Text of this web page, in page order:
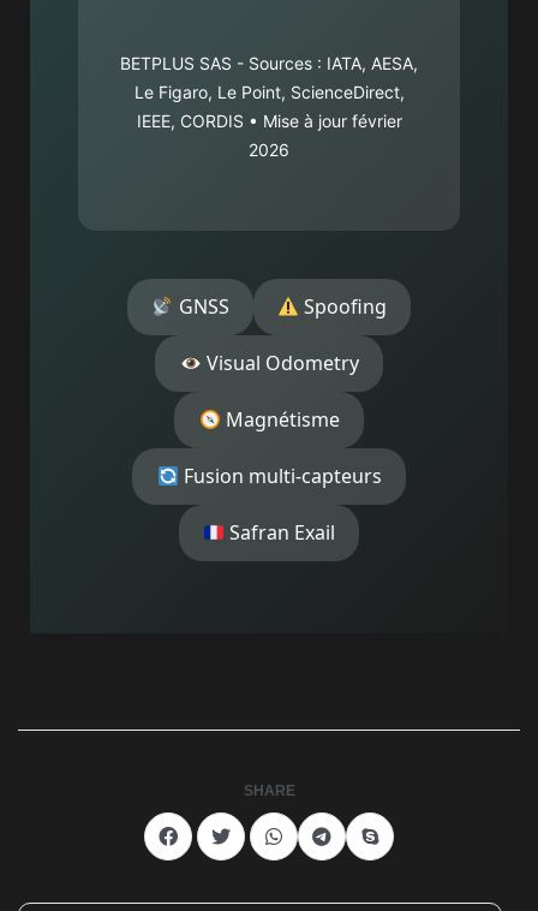
BETPLUS SAS - Sources : IATA, AESA,
Le Figaro, Le Point, ScienceDirect,
IEEE, CORDIS • Mise à jour février
2026
GNSS Spoofing
Visual Odometry
Magnétisme
Fusion multi-capteurs
Safran Exail
SHARE